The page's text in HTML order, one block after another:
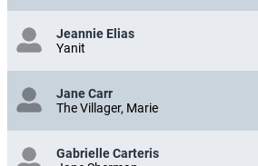
Jeannie Elias
Yanit
Jane Carr
The Villager, Marie
Gabrielle Carteris